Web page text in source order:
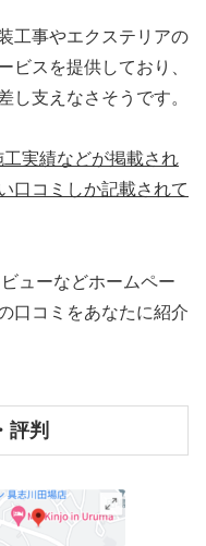
工事やエクステリアの
ビスを提供しており、
し支えなさそうです。
実績などが掲載され
口コミしか記載されて
ューなどホームペー
口コミをあなたに紹介
評判